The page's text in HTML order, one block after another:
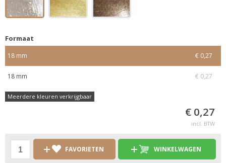
Formaat
18 mm € 0,27
18 mm € 0,27
Meerdere kleuren verkrijgbaar
€ 0,27
incl. BTW
FAVORIETEN WINKELWAGEN